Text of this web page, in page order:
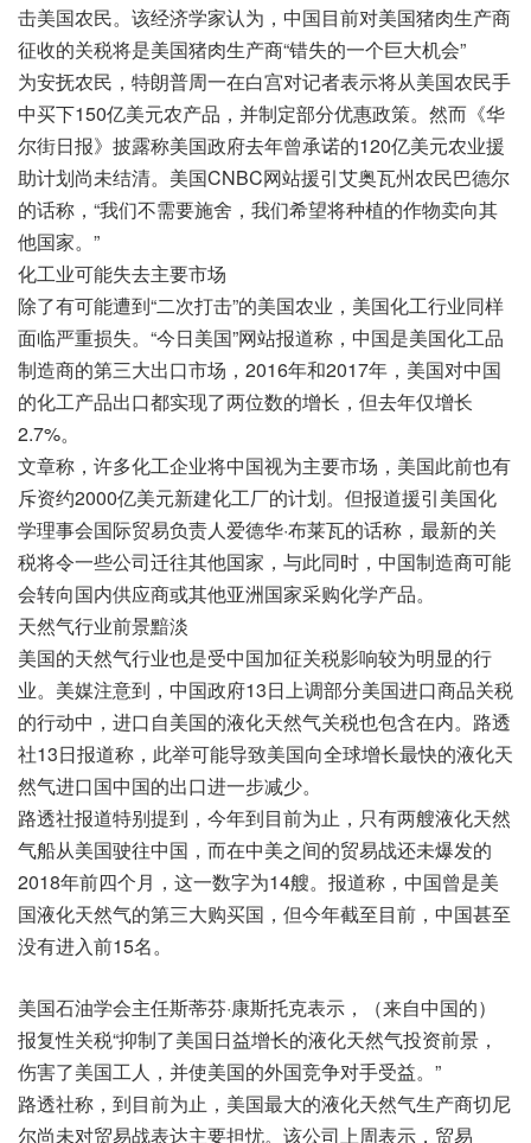
击美国农民。该经济学家认为，中国目前对美国猪肉生产商
征收的关税将是美国猪肉生产商“错失的一个巨大机会”
为安抚农民，特朗普周一在白宫对记者表示将从美国农民手
中买下150亿美元农产品，并制定部分优惠政策。然而《华
尔街日报》披露称美国政府去年曾承诺的120亿美元农业援
助计划尚未结清。美国CNBC网站援引艾奥瓦州农民巴德尔
的话称，“我们不需要施舍，我们希望将种植的作物卖向其
他国家。”
化工业可能失去主要市场
除了有可能遭到“二次打击”的美国农业，美国化工行业同样
面临严重损失。“今日美国”网站报道称，中国是美国化工品
制造商的第三大出口市场，2016年和2017年，美国对中国
的化工产品出口都实现了两位数的增长，但去年仅增长
2.7%。
文章称，许多化工企业将中国视为主要市场，美国此前也有
斥资约2000亿美元新建化工厂的计划。但报道援引美国化
学理事会国际贸易负责人爱德华·布莱瓦的话称，最新的关
税将令一些公司迁往其他国家，与此同时，中国制造商可能
会转向国内供应商或其他亚洲国家采购化学产品。
天然气行业前景黯淡
美国的天然气行业也是受中国加征关税影响较为明显的行
业。美媒注意到，中国政府13日上调部分美国进口商品关税
的行动中，进口自美国的液化天然气关税也包含在内。路透
社13日报道称，此举可能导致美国向全球增长最快的液化天
然气进口国中国的出口进一步减少。
路透社报道特别提到，今年到目前为止，只有两艘液化天然
气船从美国驶往中国，而在中美之间的贸易战还未爆发的
2018年前四个月，这一数字为14艘。报道称，中国曾是美
国液化天然气的第三大购买国，但今年截至目前，中国甚至
没有进入前15名。
美国石油学会主任斯蒂芬·康斯托克表示，（来自中国的）
报复性关税“抑制了美国日益增长的液化天然气投资前景，
伤害了美国工人，并使美国的外国竞争对手受益。”
路透社称，到目前为止，美国最大的液化天然气生产商切尼
尔尚未对贸易战表达主要担忧。该公司上周表示，贸易